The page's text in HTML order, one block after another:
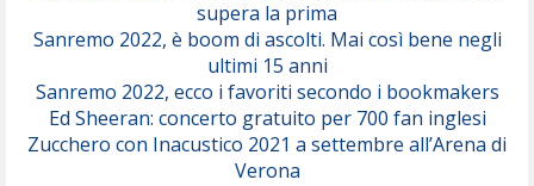
supera la prima
Sanremo 2022, è boom di ascolti. Mai così bene negli
ultimi 15 anni
Sanremo 2022, ecco i favoriti secondo i bookmakers
Ed Sheeran: concerto gratuito per 700 fan inglesi
Zucchero con Inacustico 2021 a settembre all’Arena di
Verona